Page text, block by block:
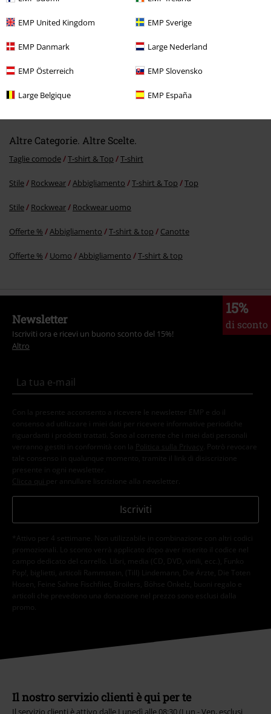
EMP United Kingdom EMP Sverige
EMP Danmark Large Nederland
EMP Österreich EMP Slovensko
Large Belgique EMP España
%
Da
Altre Categorie. Altre Scelte.
Taglie comode T-shirt & Top T-shirt
Stile Rockwear Abbigliamento T-shirt & Top Top
Stile Rockwear Rockwear uomo
Offerte % Abbigliamento T-shirt & top Canotte
Offerte % Uomo Abbigliamento T-shirt & top
15%
di sconto
Newsletter
Iscriviti ora e ricevi un buono sconto del 15%!
Altro
Con la presente acconsento a ricevere le newsletter EMP e do il
consenso ad utilizzare i miei dati per ricevere informative periodiche
riguardanti i prodotti trattati. Sono al corrente che i miei dati personali
verranno gestiti in conformità con la
Politica sulla Privacy
. Potrò revocare
tale consenso in qualunque momento, tramite il link di disiscrizione
presente in ogni newsletter.
Clicca qui per annullare liscrizione alla newsletter.
Iscriviti
*Attivo per 4 settimane. Non utilizzabile in combinazione con altri codici
promozionali. Lo sconto verrà applicato dopo aver inserito il codice nel
campo dedicato del carrello. Libri, media (CD, DVD, vinili, ecc.), Funko
Pop!, biglietti, articoli Rammstein, (Till) Lindemann, Die Ärzte, Die Toten
Hosen, Feine Sahne Fischfilet, Broilers, Böhse Onkelz, buoni regalo e
articoli che prevedono una donazione nel prezzo sono esclusi dalla
promo.
Il nostro servizio clienti è qui per te
Il servizio clienti è attivo dalle Lunedì alle 08:30 (Lun - Ven, esclusi